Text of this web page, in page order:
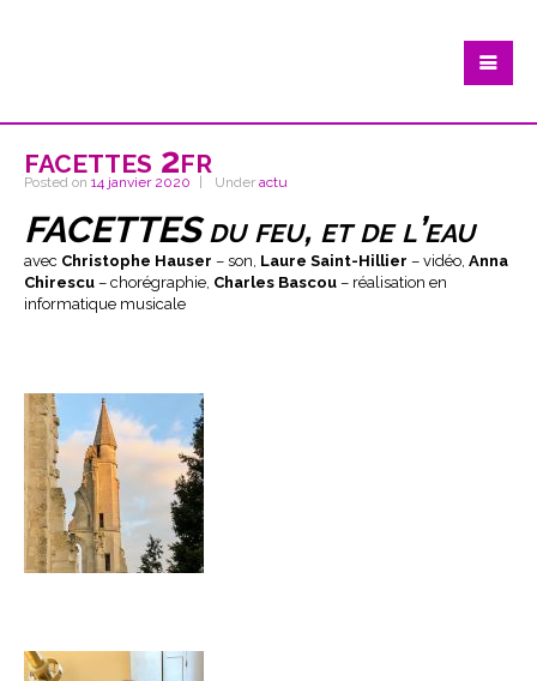
facettes 2fr
Posted on 14 janvier 2020 Under actu
FACETTES du feu, et de l’eau
avec Christophe Hauser – son, Laure Saint-Hillier – vidéo, Anna
Chirescu – chorégraphie, Charles Bascou – réalisation en
informatique musicale